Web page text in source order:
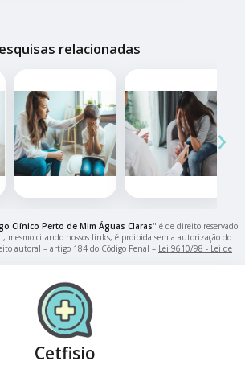
relacionadas
›
Clínico Perto de Mim Águas Claras" é de direito reservado.
mesmo citando nossos links, é proibida sem a autorização do
autoral – artigo 184 do Código Penal – Lei 9610/98 - Lei de
Cetfisio